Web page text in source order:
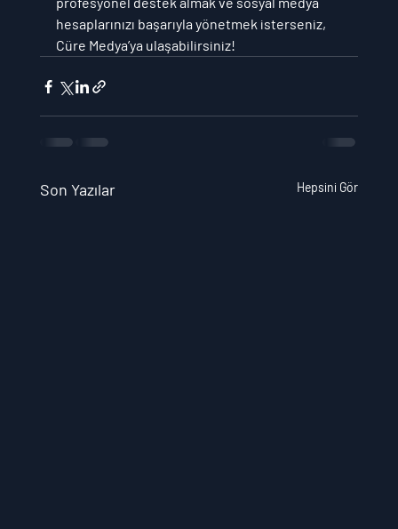
hesaplarınızı başarıyla yönetmek isterseniz,
Cüre Medya’ya ulaşabilirsiniz!
Son Yazılar Hepsini Gör